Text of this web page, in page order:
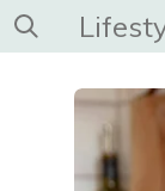
Ga
direct
hoofdinhoud